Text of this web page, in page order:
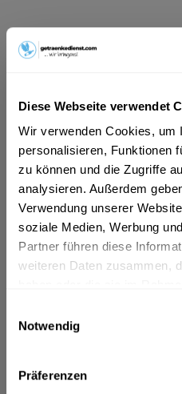
Diese Webseite verwendet
Wir verwenden Cookies, um
personalisieren, Funktionen
zu können und die Zugriffe
analysieren. Außerdem
Verwendung unserer
soziale Medien, Werbung
Partner führen diese
weiteren Daten zusammen,
Notwendig
Präferenzen
inkl. MwSt.ggf. zzgl.
Vorrätig
MEHRWEG
+3,30 € Pfand
In den Warenkorb
Artikel-Nr.:
mehr